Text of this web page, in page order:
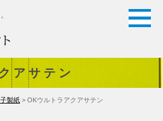
アサテン
製紙 > OKウルトラアクアサテン